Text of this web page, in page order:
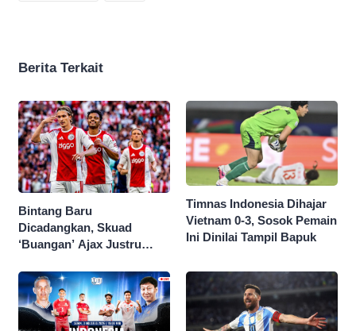
Berita Terkait
Bintang Baru
Dicadangkan, Skuad
‘Buangan’ Ajax Justru
Timnas Indonesia Dihajar
Vietnam 0-3, Sosok Pemain
Ini Dinilai Tampil Bapuk